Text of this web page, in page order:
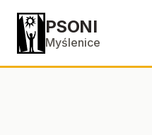
PSONI
Myślenice